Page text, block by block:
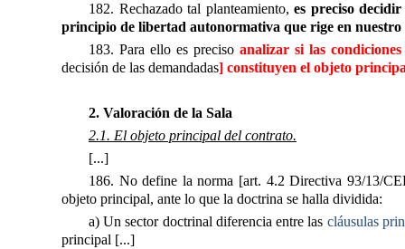
182. Rechazado tal planteamiento, es preciso
principio de libertad autonormativa que rige en
183. Para ello es preciso analizar si las
decisión de las demandadas] constituyen el objeto
2. Valoración de la Sala
2.1. El objeto principal del contrato.
[...]
186. No define la norma [art. 4.2 Directiva 93/13/
objeto principal, ante lo que la doctrina se halla dividida:
a) Un sector doctrinal diferencia entre las cláusulas
principal [...]